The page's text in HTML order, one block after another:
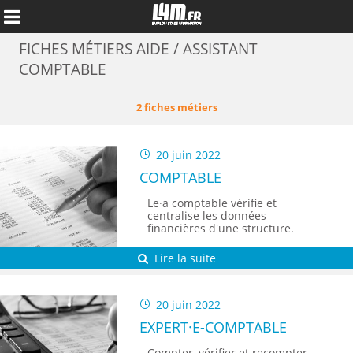
Annuler
FICHES MÉTIERS AIDE / ASSISTANT
COMPTABLE
2 fiches métiers
20 juin 2022
COMPTABLE
Le·a comptable vérifie et
centralise les données
financières d'une structure.
Lire la suite
20 juin 2022
EXPERT·E-COMPTABLE